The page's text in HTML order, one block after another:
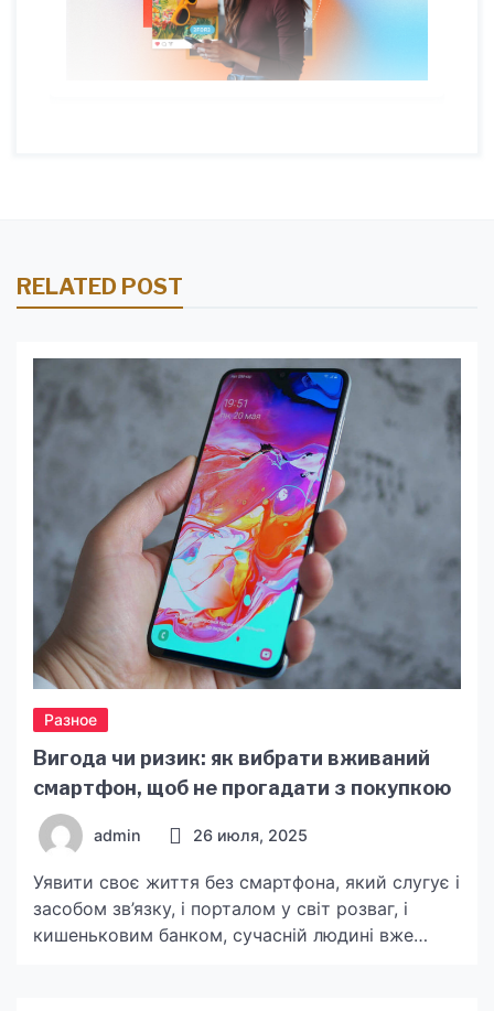
RELATED POST
Разное
Вигода чи ризик: як вибрати вживаний
смартфон, щоб не прогадати з покупкою
admin 26 июля, 2025
Уявити своє життя без смартфона, який слугує і
засобом зв’язку, і порталом у світ розваг, і
кишеньковим банком, сучасній людині вже